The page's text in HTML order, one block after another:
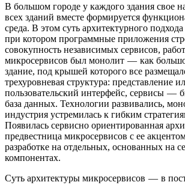
В большом городе у каждого здания свое
всех зданий вместе формируется
среда. В этом суть архитектурного
при котором программные приложения
совокупность независимых сервисов,
микросервисов был монолит — как
здание, под крышей которого все
трехуровневая структура: представление
пользовательский интерфейс, сервисы —
база данных. Технологии развивались,
индустрия устремилась к гибким
Появилась сервисно ориентированная
предвестница микросервисов с ее
разработке на отдельных, основанных на
компонентах.
Суть архитектуры микросервисов — в